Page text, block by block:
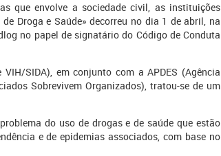
que envolve a sociedade civil, as instituições
Droga e Saúde» decorreu no dia 1 de abril, na
no papel de signatário do Código de Conduta
SIDA), em conjunto com a APDES (Agência
Sobrevivem Organizados), tratou-se de um
do uso de drogas e de saúde que estão
e de epidemias associados, com base no